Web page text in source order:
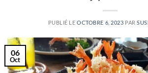
PUBLIÉ LEOCTOBRE 6, 2023 PAR
06
Oct